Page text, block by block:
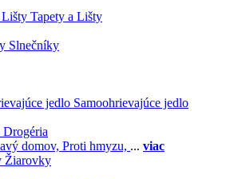
Tapety a Lišty
Slnečníky
Samoohrievajúce jedlo
Drogéria
domov, Proti hmyzu, ... viac
Žiarovky